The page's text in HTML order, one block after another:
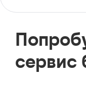
сервис